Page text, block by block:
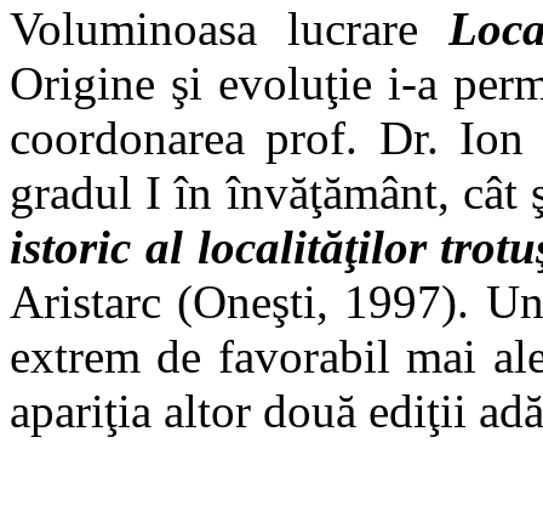
Voluminoasa lucrare
Origine şi evoluţie i-a
coordonarea prof. Dr. Ion
gradul I în învăţământ, cât
istoric al localităţilor
Aristarc (Oneşti, 1997).
extrem de favorabil mai
apariţia altor două ediţii